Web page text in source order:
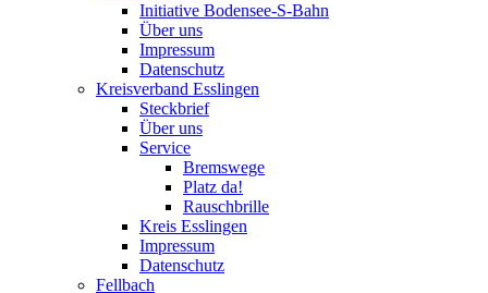
Initiative Bodensee-S-Bahn
Über uns
Impressum
Datenschutz
Kreisverband Esslingen
Steckbrief
Über uns
Service
Bremswege
Platz da!
Rauschbrille
Kreis Esslingen
Impressum
Datenschutz
Fellbach